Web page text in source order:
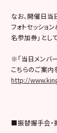
なお、開催日当
フォトセッショ
名参加券」とし
※「当日メンバ
こちらのご案内
http://
■振替握手会・